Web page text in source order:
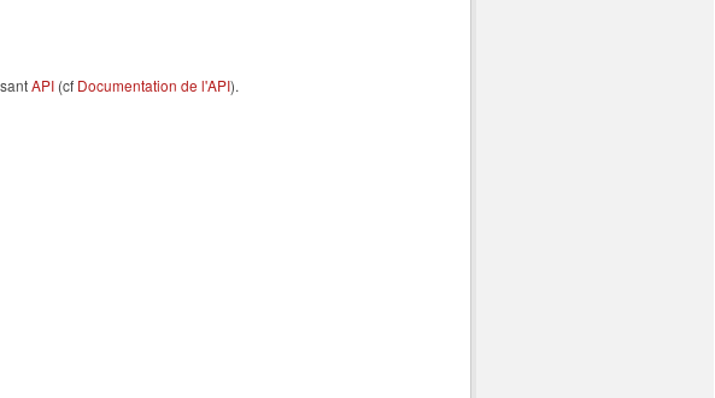
API (cf Documentation de l'API).